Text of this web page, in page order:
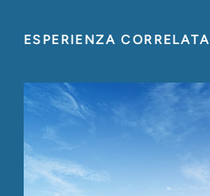
ESPERIENZA CORRELATA